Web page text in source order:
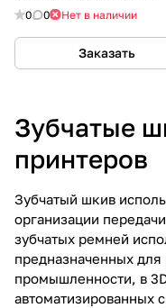
0 0 Нет в наличии
Заказать
Зубчатые
принтеров
Зубчатый шкив
организации
зубчатых ремней
предназначенных для
промышленности, в
автоматизированных